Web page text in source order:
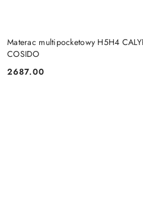
Materac multipocketowy H5H4
COSIDO
Cena:
2687.00